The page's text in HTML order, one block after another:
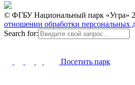
© ФГБУ Национальный парк «Угра»
отношении обработки персональных
Search for:
Посетить парк